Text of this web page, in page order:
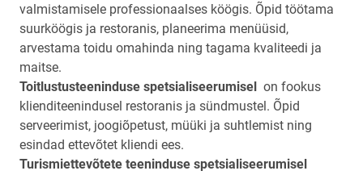
valmistamisele professionaalses köögis. Õpid töötama
suurköögis ja restoranis, planeerima menüüsid,
arvestama toidu omahinda ning tagama kvaliteedi ja
maitse.
Toitlustusteeninduse spetsialiseerumisel on fookus
klienditeenindusel restoranis ja sündmustel. Õpid
serveerimist, joogiõpetust, müüki ja suhtlemist ning
esindad ettevõtet kliendi ees.
Turismiettevõtete teeninduse spetsialiseerumisel